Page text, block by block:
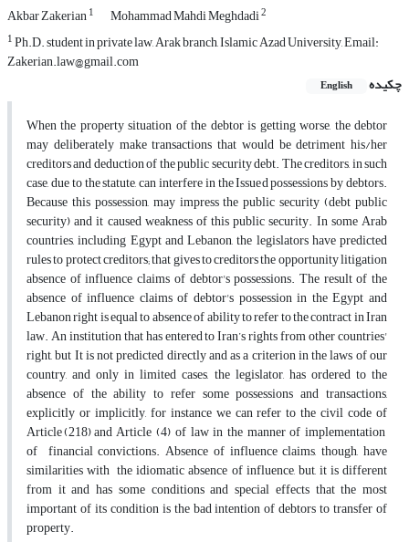
Akbar Zakerian1 Mohammad Mahdi Meghdadi2
1Ph.D. student in private law, Arak branch, Islamic Azad University, Email:
Zakerian.law@gmail.com
چکیده
English
When the property situation of the debtor is getting worse, the debtor
may deliberately make transactions that would be detriment his/her
creditors and deduction of the public security debt. The creditors, in such
case, due to the statute, can interfere in the Issued possessions by debtors.
Because this possession, may impress the public security (debt public
security) and it caused weakness of this public security. In some Arab
countries, including Egypt and Lebanon, the legislators have predicted
rules to protect creditors; that gives to creditors the opportunity litigation
absence of influence claims of debtor's possessions. The result of the
absence of influence claims of debtor's possession in the Egypt and
Lebanon right is equal to absence of ability to refer to the contract in Iran
law. An institution that has entered to Iran’s rights from other countries'
right, but It is not predicted directly and as a criterion in the laws of our
country, and only in limited cases, the legislator, has ordered to the
absence of the ability to refer some possessions and transactions,
explicitly or implicitly, for instance we can refer to the civil code of
Article (218) and Article (4) of law in the manner of implementation
of financial convictions. Absence of influence claims, though, have
similarities with the idiomatic absence of influence, but, it is different
from it and has some conditions and special effects that the most
important of its condition is the bad intention of debtors to transfer of
property.